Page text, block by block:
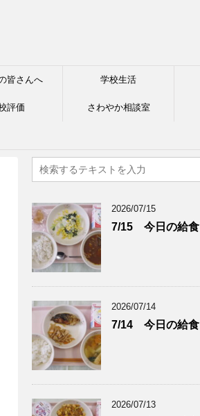
皆さんへ 学校生活
評価 さわやか相談室
2026/07/15
7/15 今日の給食
2026/07/14
7/14 今日の給食
2026/07/13